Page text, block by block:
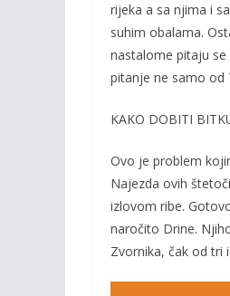
rijeka a sa njima i
suhim obalama.
nastalome pitaju
pitanje ne samo od
KAKO DOBITI
Ovo je problem
Najezda ovih
izlovom ribe.
naročito Drine.
Zvornika, čak od tri